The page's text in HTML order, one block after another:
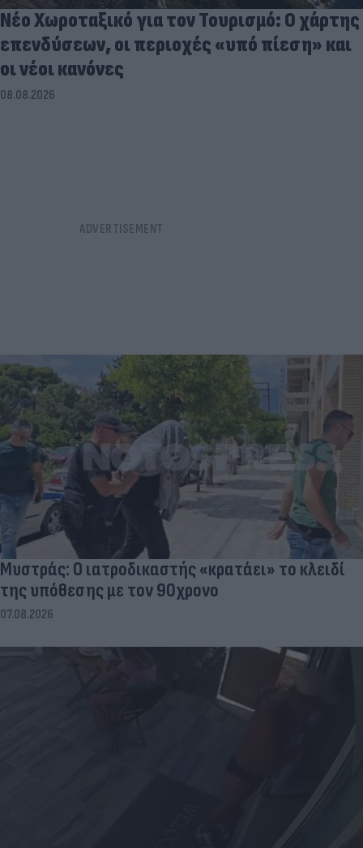
Νέο Χωροταξικό για τον Τουρισμό: Ο χάρτης
επενδύσεων, οι περιοχές «υπό πίεση» και
οι νέοι κανόνες
08.08.2026
Μυστράς: Ο ιατροδικαστής «κρατάει» το κλειδί
της υπόθεσης με τον 90χρονο
07.08.2026